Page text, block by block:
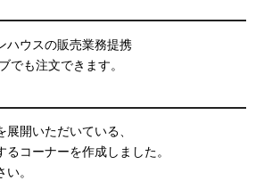
ハウスの販売業務提携
でも注文できます。
開いただいている、
コーナーを作成しました。
。